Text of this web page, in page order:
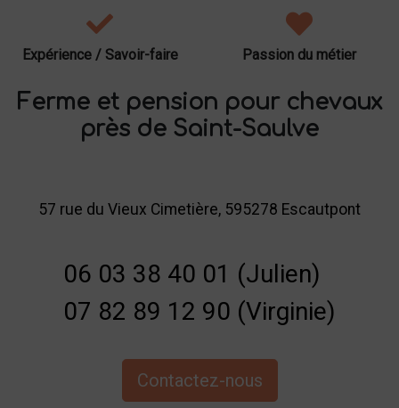
Expérience / Savoir-faire Passion du métier
Ferme et pension pour chevaux
près de Saint-Saulve
57 rue du Vieux Cimetière, 595278 Escautpont
06 03 38 40 01 (Julien)
07 82 89 12 90 (Virginie)
Contactez-nous